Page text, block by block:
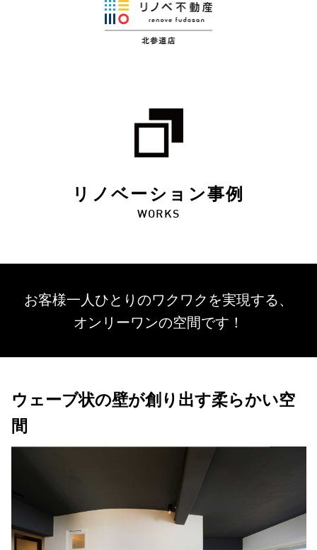
リノベーション事例
WORKS
お客様一人ひとりのワクワクを実現する、
オンリーワンの空間です！
ウェーブ状の壁が創り出す柔らかい空
間